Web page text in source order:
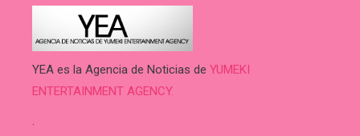
YEA es la Agencia de Noticias de YUMEKI
ENTERTAINMENT AGENCY.
.